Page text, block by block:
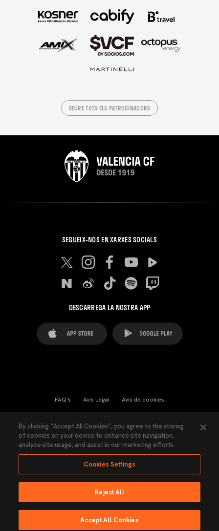
VEURE TOTS ELS PATROCINADORS
SEGUEIX-NOS EN XARXES SOCIALS
DESCARREGA LA NOSTRA APP
FAQ's Avís Legal Avís de cookies
Llei de Transparència Política de Privacitat
Accessibilitat
Ninguna parte de esta página puede ser reproducida sin el permiso del Valencia
Fet per Lobo
By clicking “Accept All Cookies”, you agree to the storing
of cookies on your device to enhance site navigation,
analyze site usage, and assist in our marketing efforts.
Cookies Settings
Reject All
Accept All Cookies